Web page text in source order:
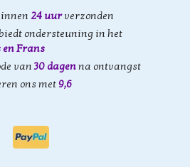
24 uurverzonden
ondersteuning in het
en Frans
van30 dagenna ontvangst
ons met 9,6